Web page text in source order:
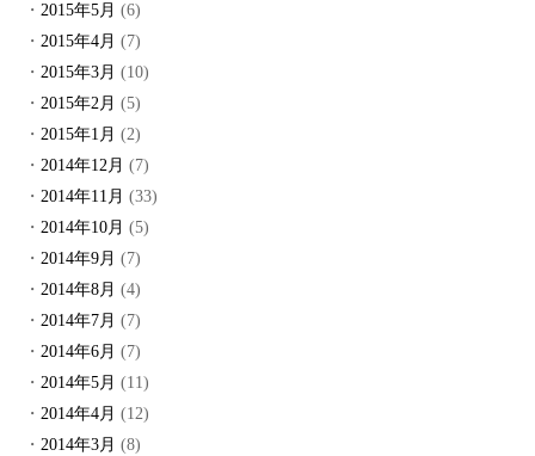
2015年5月 (6)
2015年4月 (7)
2015年3月 (10)
2015年2月 (5)
2015年1月 (2)
2014年12月 (7)
2014年11月 (33)
2014年10月 (5)
2014年9月 (7)
2014年8月 (4)
2014年7月 (7)
2014年6月 (7)
2014年5月 (11)
2014年4月 (12)
2014年3月 (8)